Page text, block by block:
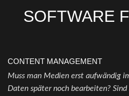
SOFTWARE
CONTENT MANAGEMENT
Muss man Medien erst aufwändig
Daten später noch bearbeiten?